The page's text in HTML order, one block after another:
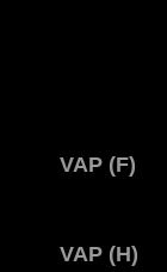
VAP (F)
VAP (H)